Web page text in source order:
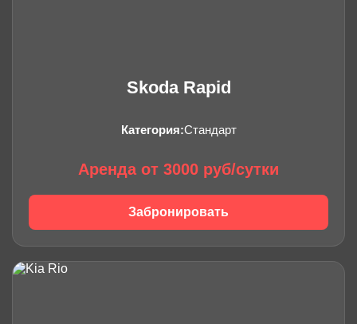
Skoda Rapid
Категория:Стандарт
Аренда от 3000 руб/сутки
Забронировать